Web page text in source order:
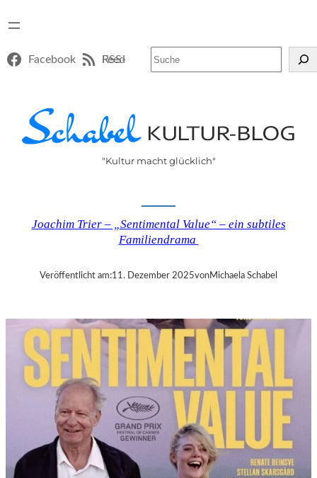
Facebook RSS-Feed
"Kultur macht glücklich"
Joachim Trier – „Sentimental Value“ – ein subtiles
Familiendrama
Veröffentlicht am:11. Dezember 2025vonMichaela Schabel